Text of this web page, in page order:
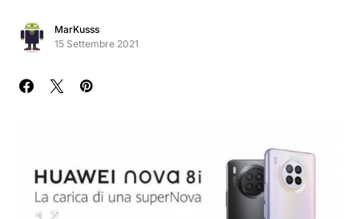
MarKusss
15 Settembre 2021